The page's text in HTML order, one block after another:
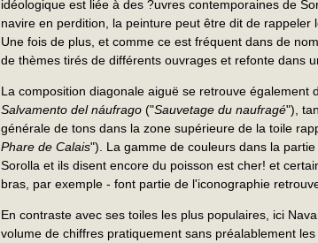
idéologique est liée à des ?uvres contemporaines de
navire en perdition, la peinture peut être dit de
Une fois de plus, et comme ce est fréquent dans de
de thèmes tirés de différents ouvrages et refonte dans
La composition diagonale aiguë se retrouve
Salvamento del náufrago ("Sauvetage du naufragé"),
générale de tons dans la zone supérieure de la toile
Phare de Calais"). La gamme de couleurs dans la
Sorolla et ils disent encore du poisson est cher! et
bras, par exemple - font partie de l'iconographie
En contraste avec ses toiles les plus populaires, ici
volume de chiffres pratiquement sans préalablement